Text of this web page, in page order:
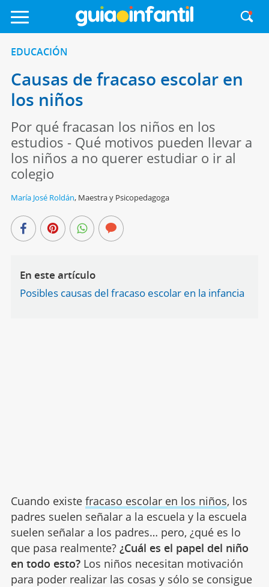
EDUCACIÓN
Causas de fracaso escolar en
los niños
Por qué fracasan los niños en los
estudios - Qué motivos pueden llevar a
los niños a no querer estudiar o ir al
colegio
María José Roldán, Maestra y Psicopedagoga
En este artículo
Posibles causas del fracaso escolar en la infancia
Cuando existe fracaso escolar en los niños, los
padres suelen señalar a la escuela y la escuela
suelen señalar a los padres… pero, ¿qué es lo
que pasa realmente? ¿Cuál es el papel del niño
en todo esto?Los niños necesitan motivación
para poder realizar las cosas y sólo se consigue